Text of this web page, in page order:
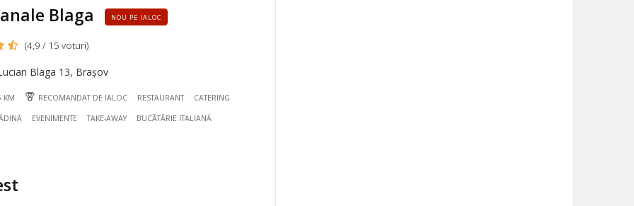
Blaga NOU PE IALOC
(4,9 / 15 voturi)
Blaga 13, Brașov
KM RECOMANDAT DE IALOC RESTAURANT CATERING
EVENIMENTE TAKE-AWAY BUCÃTÃRIE ITALIANĂ